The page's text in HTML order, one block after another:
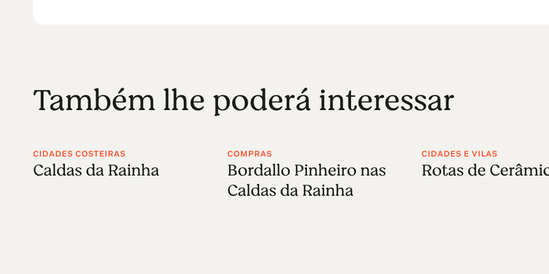
Também lhe poderá interessar
CIDADES COSTEIRAS
Caldas da Rainha
COMPRAS
Bordallo Pinheiro nas
Caldas da Rainha
CIDADES E VILAS
Rotas de